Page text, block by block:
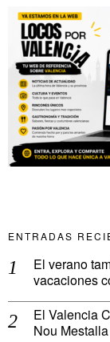
ENTRADAS
El verano
vacaciones
El Valencia
Nou